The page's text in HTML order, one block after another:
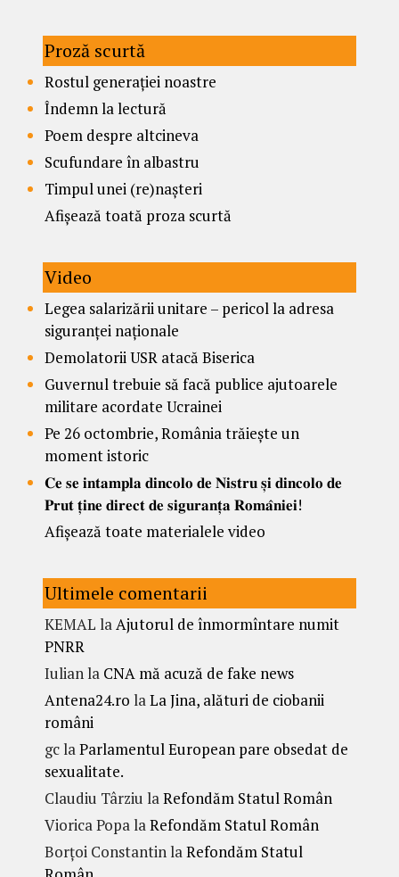
Proză scurtă
Rostul generației noastre
Îndemn la lectură
Poem despre altcineva
Scufundare în albastru
Timpul unei (re)nașteri
Afișează toată proza scurtă
Video
Legea salarizării unitare – pericol la adresa
siguranței naționale
Demolatorii USR atacă Biserica
Guvernul trebuie să facă publice ajutoarele
militare acordate Ucrainei
Pe 26 octombrie, România trăiește un
moment istoric
𝐂𝐞 𝐬𝐞 𝐢𝐧𝐭𝐚𝐦𝐩𝐥𝐚 𝐝𝐢𝐧𝐜𝐨𝐥𝐨 𝐝𝐞 𝐍𝐢𝐬𝐭𝐫𝐮 𝐬̦𝐢 𝐝𝐢𝐧𝐜𝐨𝐥𝐨 𝐝𝐞
𝐏𝐫𝐮𝐭 𝐭̦𝐢𝐧𝐞 𝐝𝐢𝐫𝐞𝐜𝐭 𝐝𝐞 𝐬𝐢𝐠𝐮𝐫𝐚𝐧𝐭̦𝐚 𝐑𝐨𝐦𝐚̂𝐧𝐢𝐞𝐢!
Afișează toate materialele video
Ultimele comentarii
KEMAL laAjutorul de înmormîntare numit
PNRR
Iulianla CNA mă acuză de fake news
Antena24.ro laLa Jina, alături de ciobanii
români
gclaParlamentul European pare obsedat de
sexualitate.
Claudiu Târziu laRefondăm Statul Român
Viorica PopalaRefondăm Statul Român
Borțoi ConstantinlaRefondăm Statul